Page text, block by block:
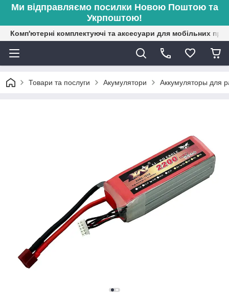
Ми відправляємо посилки Новою Поштою та
Укрпоштою!
Комп'ютерні комплектуючі та аксесуари для мобільних
Товари та послуги Акумулятори Аккумуляторы для